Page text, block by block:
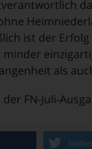
ist der
als
FN-Juli-